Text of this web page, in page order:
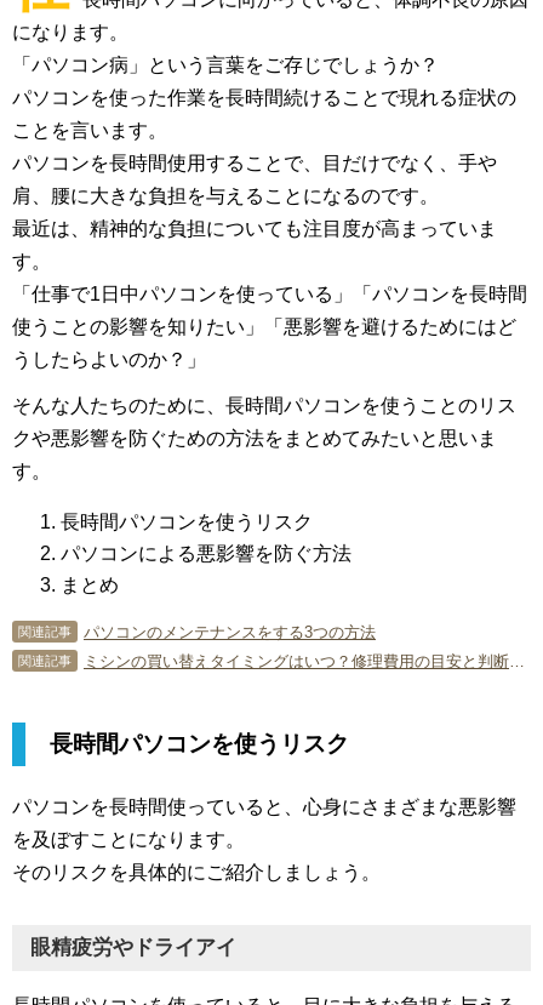
になります。
「パソコン病」という言葉をご存じでしょうか？
パソコンを使った作業を長時間続けることで現れる症状の
ことを言います。
パソコンを長時間使用することで、目だけでなく、手や
肩、腰に大きな負担を与えることになるのです。
最近は、精神的な負担についても注目度が高まっていま
す。
「仕事で1日中パソコンを使っている」「パソコンを長時間
使うことの影響を知りたい」「悪影響を避けるためにはど
うしたらよいのか？」
そんな人たちのために、長時間パソコンを使うことのリス
クや悪影響を防ぐための方法をまとめてみたいと思いま
す。
長時間パソコンを使うリスク
パソコンによる悪影響を防ぐ方法
まとめ
関連記事 パソコンのメンテナンスをする3つの方法
関連記事 ミシンの買い替えタイミングはいつ？修理費用の目安と判断基準を解説
長時間パソコンを使うリスク
パソコンを長時間使っていると、心身にさまざまな悪影響
を及ぼすことになります。
そのリスクを具体的にご紹介しましょう。
眼精疲労やドライアイ